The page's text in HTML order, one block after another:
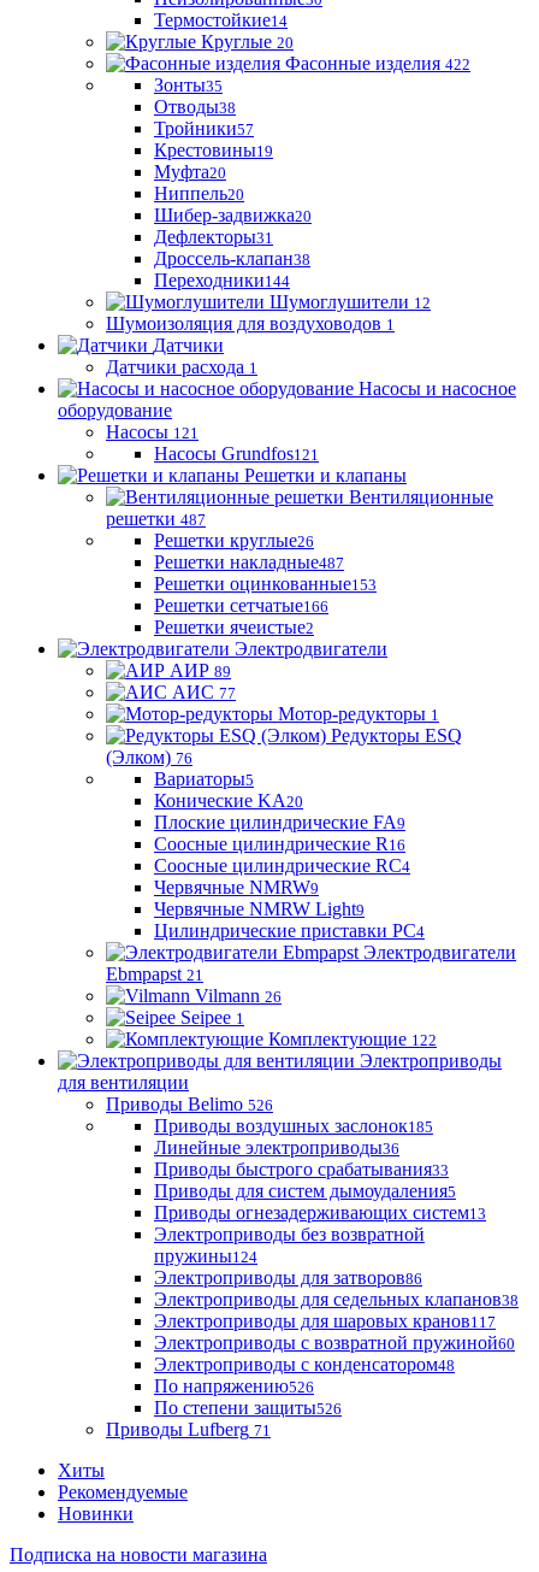
Термостойкие14
Круглые 20
Фасонные изделия 422
Зонты35
Отводы38
Тройники57
Крестовины19
Муфта20
Ниппель20
Шибер-задвижка20
Дефлекторы31
Дроссель-клапан38
Переходники144
Шумоглушители 12
Шумоизоляция для воздуховодов 1
Датчики
Датчики расхода 1
Насосы и насосное
оборудование
Насосы 121
Насосы Grundfos121
Решетки и клапаны
Вентиляционные
решетки 487
Решетки круглые26
Решетки накладные487
Решетки оцинкованные153
Решетки сетчатые166
Решетки ячеистые2
Электродвигатели
АИР 89
АИС 77
Мотор-редукторы 1
Редукторы ESQ
(Элком) 76
Вариаторы5
Конические KA20
Плоские цилиндрические FA9
Соосные цилиндрические R 16
Соосные цилиндрические RC4
Червячные NMRW9
Червячные NMRW Light9
Цилиндрические приставки PC4
Электродвигатели
Ebmpapst 21
Vilmann 26
Seipee 1
Комплектующие 122
Электроприводы
для вентиляции
Приводы Belimo 526
Приводы воздушных заслонок185
Линейные электроприводы36
Приводы быстрого срабатывания33
Приводы для систем дымоудаления5
Приводы огнезадерживающих систем13
Электроприводы без возвратной
пружины124
Электроприводы для затворов86
Электроприводы для седельных клапанов38
Электроприводы для шаровых кранов117
Электроприводы с возвратной пружиной60
Электроприводы с конденсатором48
По напряжению526
По степени защиты526
Приводы Lufberg 71
Хиты
Рекомендуемые
Новинки
Подписка на новости магазина